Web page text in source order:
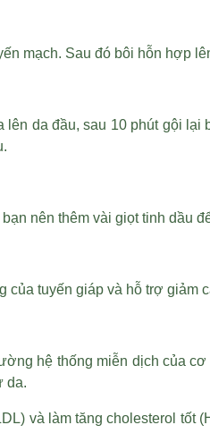
mạch. Sau đó bôi hỗn hợp
da đầu, sau 10 phút gội
nên thêm vài giọt tinh dầu
tuyến giáp và hỗ trợ giảm
hệ thống miễn dịch của
da.
và làm tăng cholesterol tốt